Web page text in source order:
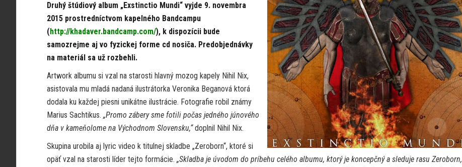
Druhý štúdiový album „Exstinctio Mundi“ vyjde 9. novembra
2015 prostredníctvom kapelného Bandcampu
(http://khadaver.bandcamp.com/), k dispozícii bude
samozrejme aj vo fyzickej forme cd nosiča. Predobjednávky
na materiál sa už rozbehli.
Artwork albumu si vzal na starosti hlavný mozog kapely Nihil Nix,
asistovala mu mladá nadaná ilustrátorka Veronika Beganová ktorá
dodala ku každej piesni unikátne ilustrácie. Fotografie robil známy
Marius Sachtikus. „Promo zábery sme fotili počas jedného júnového
dňa v kameňolome na Východnom Slovensku,“doplnil Nihil Nix.
Skupina urobila aj lyric video k titulnej skladbe „Zeroborn“, ktoré si
opäť vzal na starosti líder tejto formácie. „Skladba je úvodom do príbehu celého albumu, ktorý je koncepčný a sleduje rasu Zeroborn,